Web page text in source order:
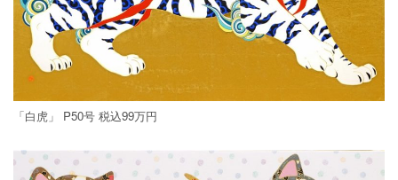
「白虎」 P50号 税込99万円